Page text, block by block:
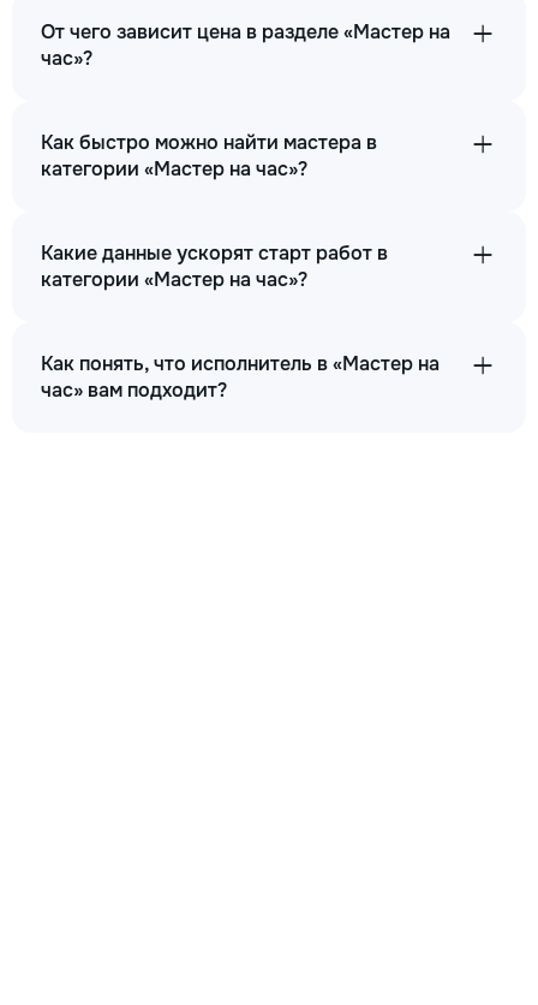
От чего зависит цена в разделе «Мастер на
час»?
Как быстро можно найти мастера в
категории «Мастер на час»?
Какие данные ускорят старт работ в
категории «Мастер на час»?
Как понять, что исполнитель в «Мастер на
час» вам подходит?